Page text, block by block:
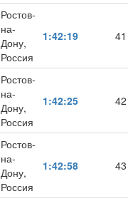
Ростов-
на-
Дону,
Россия
1:42:19 41
Ростов-
на-
Дону,
Россия
1:42:25 42
Ростов-
на-
Дону,
Россия
1:42:58 43